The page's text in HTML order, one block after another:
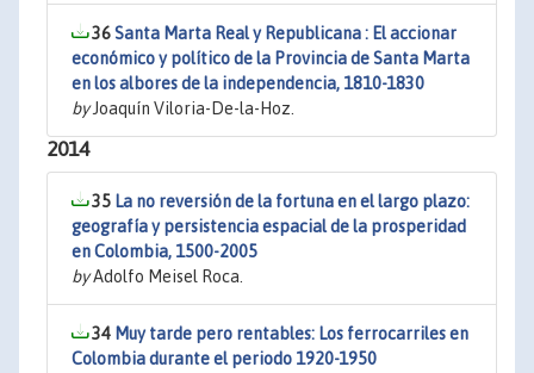
36Santa Marta Real y Republicana : El accionar
económico y político de la Provincia de Santa Marta
en los albores de la independencia, 1810-1830
byJoaquín Viloria-De-la-Hoz.
2014
35 La no reversión de la fortuna en el largo plazo:
geografía y persistencia espacial de la prosperidad
en Colombia, 1500-2005
byAdolfo Meisel Roca.
34 Muy tarde pero rentables: Los ferrocarriles en
Colombia durante el periodo 1920-1950